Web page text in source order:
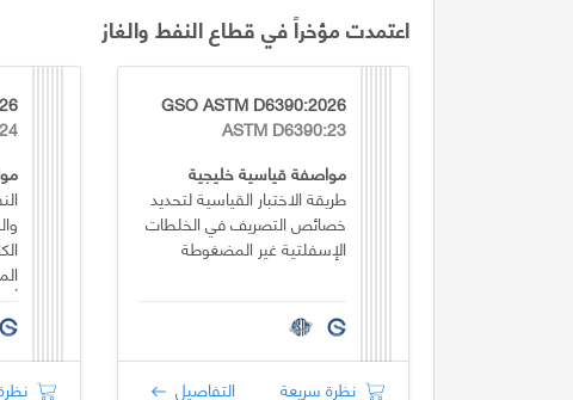
اعتمدت مؤخراً في قطاع النفط والغاز
GSO ASTM D6390:2026
ASTM D6390:23
مواصفة قياسية خليجية
طريقة الاختبار القياسية لتحديد
خصائص التصريف في الخلطات
الإسفلتية غير المضغوطة
نظرة سريعة التفاصيل